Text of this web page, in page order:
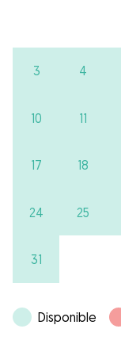
3 4
10 11
17 18
24 25
31
Disponible